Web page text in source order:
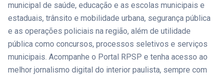
municipal de saúde, educação e as escolas municipais e
estaduais, trânsito e mobilidade urbana, segurança pública
e as operações policiais na região, além de utilidade
pública como concursos, processos seletivos e serviços
municipais. Acompanhe o Portal RPSP e tenha acesso ao
melhor jornalismo digital do interior paulista, sempre com